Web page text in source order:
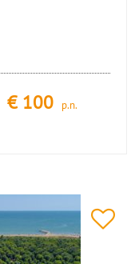
€ 100 p.n.